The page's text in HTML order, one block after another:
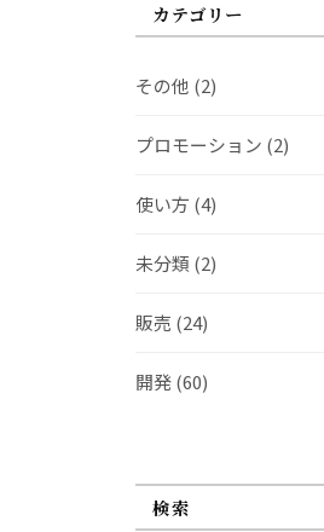
カテゴリー
その他 (2)
プロモーション (2)
使い方 (4)
未分類 (2)
販売 (24)
開発(60)
検索